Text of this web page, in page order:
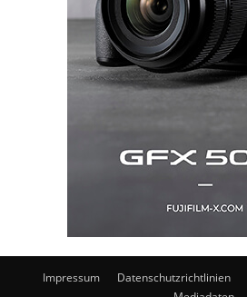
Impressum Datenschutzrichtlinien